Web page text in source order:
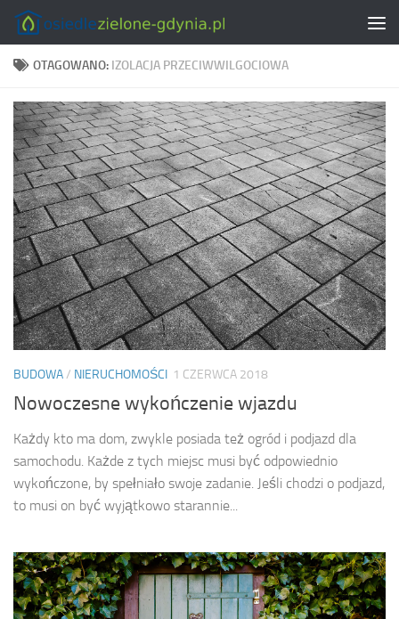
Skip to content
OTAGOWANO: IZOLACJA PRZECIWWILGOCIOWA
BUDOWA/ NIERUCHOMOŚCI 1 CZERWCA 2018
Nowoczesne wykończenie wjazdu
Każdy kto ma dom, zwykle posiada też ogród i podjazd dla
samochodu. Każde z tych miejsc musi być odpowiednio
wykończone, by spełniało swoje zadanie. Jeśli chodzi o podjazd,
to musi on być wyjątkowo starannie...